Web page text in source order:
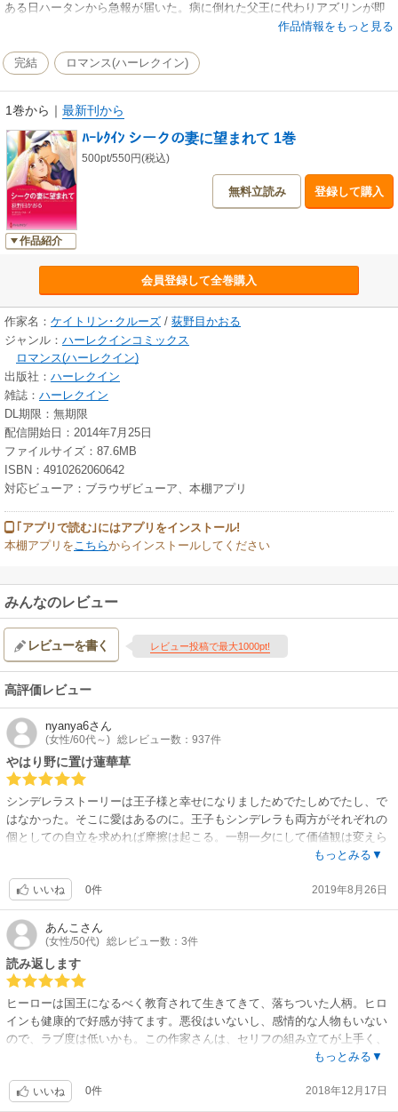
ある日ハータンから急報が届いた。病に倒れた父王に代わりアズリンが即
位する日が決まったのだ。キアラは未来の王妃として慌ただしく宮殿へと
対服従を求める夫の姿だった。
作品情報をもっと見る
完結 ロマンス(ハーレクイン)
1巻から ｜ 最新刊から
作品紹介
ﾊｰﾚｸｲﾝ シークの妻に望まれて 1巻
500pt/550円(税込)
無料立読み 登録して購入
会員登録して全巻購入
作家名： ケイトリン･クルーズ / 荻野目かおる
ジャンル： ハーレクインコミックス
ロマンス(ハーレクイン)
出版社： ハーレクイン
雑誌： ハーレクイン
DL期限：無期限
配信開始日：2014年7月25日
ファイルサイズ：87.6MB
ISBN：4910262060642
対応ビューア：ブラウザビューア、本棚アプリ
｢アプリで読む｣にはアプリをインストール!
本棚アプリをこちらからインストールしてください
みんなのレビュー
レビューを書く レビュー投稿で最大1000pt!
高評価レビュー
nyanya6さん
(女性/60代～) 総レビュー数：937件
やはり野に置け蓮華草
シンデレラストーリーは王子様と幸せになりましためでたしめでたし、で
はなかった。そこに愛はあるのに。王子もシンデレラも両方がそれぞれの
個としての自立を求めれば摩擦は起こる。一朝一夕にして価値観は変えら
れず、苦悩は続く。アズリンが作中で言っていました。「５年間継承を忘
と。でもそれは、自らの立場を棚に上げて逃げている行為だった。王位継
承が現実となってその身に降りかかってきた時に初めて、それが分かった
のだ。けれど、希望という選択を許されずに育ってきたから唯一「甘え
て」いたわけだ。キアラにしてみれば５年間も一般的な共働き夫婦お金持
ちバージョンみたいな生活を続けてきたら、このままがずっと続くと勘違
いして当然。頭の片隅にはいずれ・・・という思いはあってもずっと先の
事と軽んじていただろう。しかし、その時はきた。王の責務に追われ手一
杯なアズリン。習わしに従ってキアラは王妃教育の日々に当然すれ違い苦
悩は２人を引き裂く。展開は上々、そうなるだろうとの予測を裏切ること
なく続いていく。しかしアズリンは、父王を亡くしたことを悲嘆し泣き崩
瞬間だった。キアラを母の二の舞にならぬよう別れを決断するが、キアラ
はそれを認めず復縁となる。結果キアラは国政に係わることになる事が良
もっとみる▼
いいね 0件 2019年8月26日
あんこ さん
(女性/50代) 総レビュー数：3件
読み返します
ヒーローは国王になるべく教育されて生きてきて、落ちついた人柄。ヒロ
インも健康的で好感が持てます。悪役はいないし、感情的な人物もいない
ので、ラブ度は低いかも。この作家さんは、セリフの組み立てが上手く、
は殿堂入りです。
もっとみる▼
いいね 0件 2018年12月17日